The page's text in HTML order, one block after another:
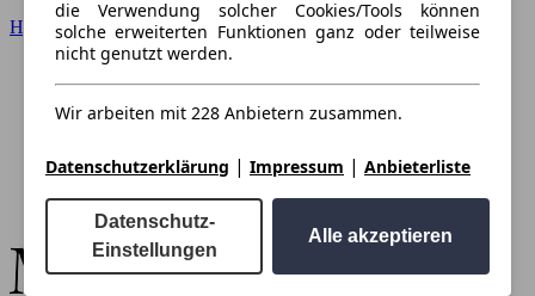
Hyundai
die Verwendung solcher Cookies/Tools können
solche erweiterten Funktionen ganz oder teilweise
nicht genutzt werden.
Wir arbeiten mit 228 Anbietern zusammen.
Datenschutzerklärung | Impressum | Anbieterliste
Datenschutz-
Einstellungen
Alle akzeptieren